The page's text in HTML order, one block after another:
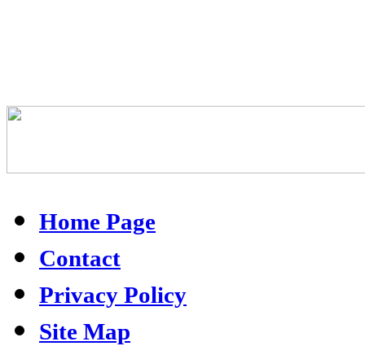
Home Page
Contact
Privacy Policy
Site Map